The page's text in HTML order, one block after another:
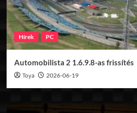
Hírek PC
Automobilista 2 1.6.9.8-as frissítés
Toya 2026-06-19